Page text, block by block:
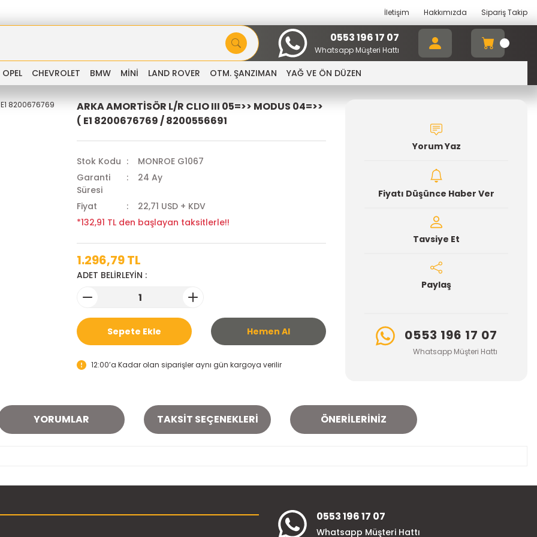
İletişim Hakkımızda Sipariş Takip
0553 196 17 07
Whatsapp Müşteri Hattı
OPEL CHEVROLET BMW MİNİ LAND ROVER OTM. ŞANZIMAN YAĞ VE ÖN DÜZEN
ARKA AMORTİSÖR L/R CLIO III 05=>> MODUS 04=>>
( E1 8200676769 / 8200556691
Stok Kodu
MONROE G1067
Garanti
Süresi
24 Ay
Fiyat
22,71 USD + KDV
*132,91 TL den başlayan taksitlerle!!
1.296,79 TL
ADET BELİRLEYİN :
Sepete Ekle Hemen Al
12:00’a Kadar olan siparişler aynı gün kargoya verilir
Yorum Yaz
Fiyatı Düşünce Haber Ver
Tavsiye Et
Paylaş
0553 196 17 07
Whatsapp Müşteri Hattı
YORUMLAR TAKSIT SEÇENEKLERI ÖNERILERINIZ
Bu ürüne ilk yorumu siz yapın! 0553 196 17 07
Whatsapp Müşteri Hattı